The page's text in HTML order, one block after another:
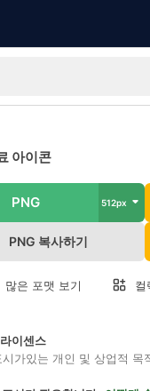
아이콘
PNG 512px
PNG 복사하기
많은 포맷 보기 컬
이센스
가있는 개인 및 상업적 목